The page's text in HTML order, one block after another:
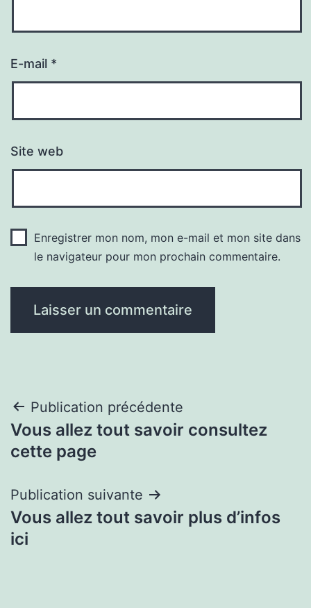
E-mail *
Site web
Enregistrer mon nom, mon e-mail et mon site dans
le navigateur pour mon prochain commentaire.
Navigation
de
Publication précédente
Vous allez tout savoir consultez
cette page
Publication suivante
Vous allez tout savoir plus d’infos
ici